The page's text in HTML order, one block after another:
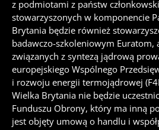
z podmiotami z państw
stowarzyszonych w komponencie
Brytania będzie również
badawczo-szkoleniowym Euratom,
związanych z syntezą jądrową
europejskiego Wspólnego
i rozwoju energii termojądrowej
Wielka Brytania nie będzie
Funduszu Obrony, który ma inną
jest objęty umową o handlu i